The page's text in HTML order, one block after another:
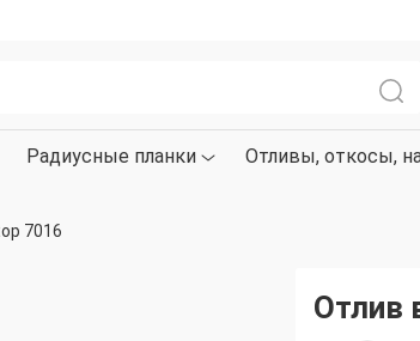
Радиусные планки Отливы, откосы,
7016
Отлив